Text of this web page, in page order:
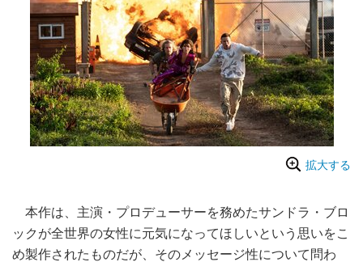
拡大する
本作は、主演・プロデューサーを務めたサンドラ・ブロ
ックが全世界の女性に元気になってほしいという思いをこ
め製作されたものだが、そのメッセージ性について問わ